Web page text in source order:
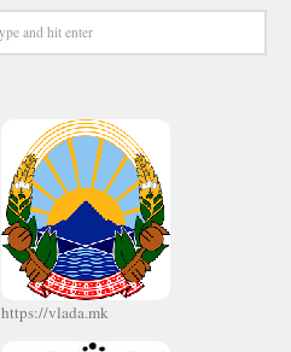
https://vlada.mk